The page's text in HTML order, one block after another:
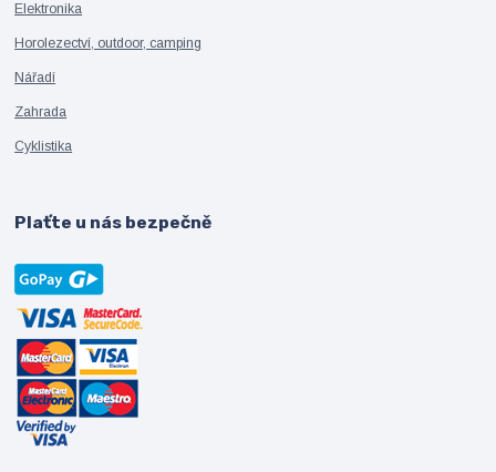
Elektronika
Horolezectví, outdoor, camping
Nářadí
Zahrada
Cyklistika
Plaťte u nás bezpečně